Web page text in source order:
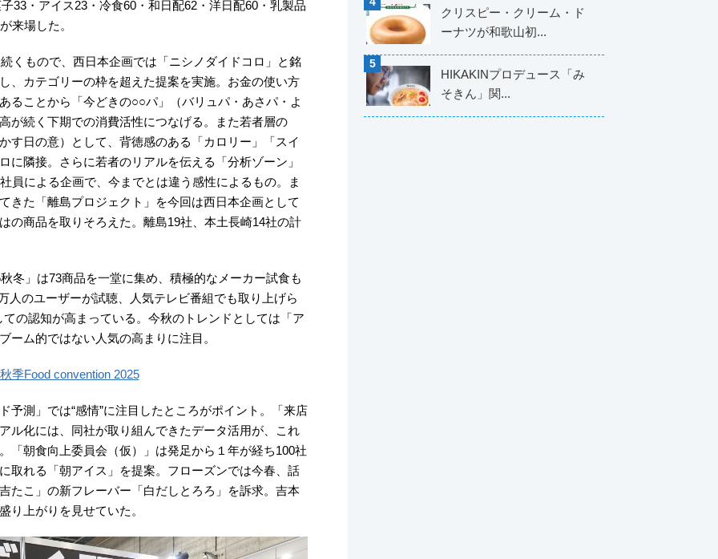
33・アイス23・冷食60・和日配62・洋日配60・乳製品
来場した。
くもので、西日本企画では「ニシノダイドコロ」と銘
、カテゴリーの枠を超えた提案を実施。お金の使い方
ることから「今どきの○○パ」（バリュパ・あさパ・よ
が続く下期での消費活性につなげる。また若者層の
す日の意）として、背徳感のある「カロリー」「スイ
に隣接。さらに若者のリアルを伝える「分析ゾーン」
員による企画で、今までとは違う感性によるもの。ま
きた「離島プロジェクト」を今回は西日本企画として
の商品を取りそろえた。離島19社、本土長崎14社の計
冬」は73商品を一堂に集め、積極的なメーカー試食も
人のユーザーが試聴、人気テレビ番組でも取り上げら
の認知が高まっている。今秋のトレンドとしては「ア
ーム的ではない人気の高まりに注目。
季Food convention 2025
予測」では“感情”に注目したところがポイント。「来店
ル化には、同社が取り組んできたデータ活用が、これ
「朝食向上委員会（仮）」は発足から１年が経ち100社
取れる「朝アイス」を提案。フローズンでは今春、話
たこ」の新フレーバー「白だしとろろ」を訴求。吉本
り上がりを見せていた。
クリスピー・クリーム・ド
ーナツが和歌山初...
HIKAKINプロデュース「み
そきん」関...